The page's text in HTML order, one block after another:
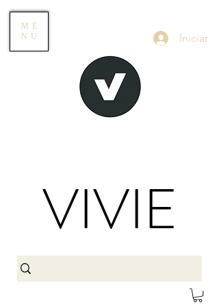
ME
NU
Iniciar
VIVIE